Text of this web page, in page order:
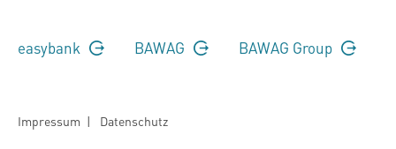
easybank BAWAG BAWAG Group
Impressum | Datenschutz